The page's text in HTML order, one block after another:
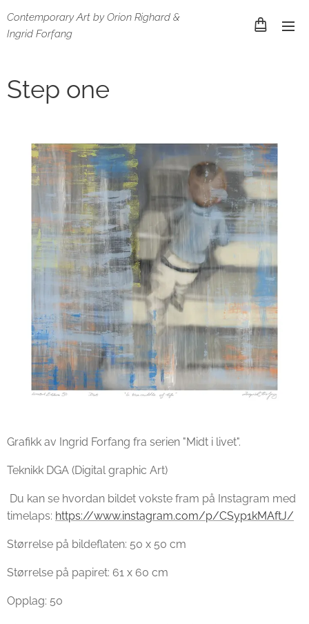
Contemporary Art by Orion Righard &
Ingrid Forfang
Step one
Grafikk av Ingrid Forfang fra serien "Midt i livet".
Teknikk DGA (Digital graphic Art)
Du kan se hvordan bildet vokste fram på Instagram med
timelaps: https://www.instagram.com/p/CSyp1kMAftJ/
Størrelse på bildeflaten: 50 x 50 cm
Størrelse på papiret: 61 x 60 cm
Opplag: 50